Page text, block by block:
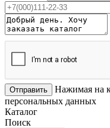
Отправить
Нажимая на
персональных данных
Каталог
Поиск